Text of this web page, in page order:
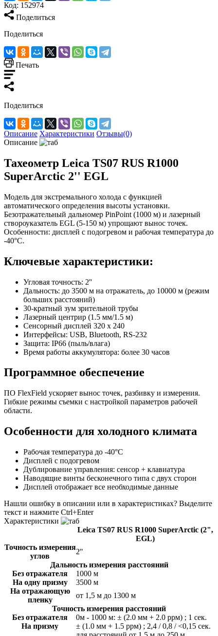
Код: 152974
Поделиться
Поделиться
Печать
Поделиться
Описание Характеристики Отзывы(0)
Описание
Тахеометр Leica TS07 RUS R1000
SuperArctic 2'' EGL
Модель для экстремального холода с функцией
автоматического определения высоты установки.
Безотражательный дальномер PinPoint (1000 м) и лазерный
створоуказатель EGL (5-150 м) упрощают вынос точек.
Особенности: дисплей с подогревом и рабочая температура до
-40°С.
Ключевые характеристики:
Угловая точность: 2''
Дальность: до 3500 м на отражатель, до 10000 м (режим
больших расстояний)
30-кратный зум зрительной трубы
Лазерный центрир (1.5 мм/1.5 м)
Сенсорный дисплей 320 x 240
Интерфейсы: USB, Bluetooth, RS-232
Защита: IP66 (пыль/влага)
Время работы аккумулятора: более 30 часов
Программное обеспечение
ПО FlexField ускоряет вынос точек, разбивку и измерения.
Гибкие режимы съемки с настройкой параметров рабочей
области.
Особенности для холодного климата
Рабочая температура до -40°C
Дисплей с подогревом
Дублирование управления: сенсор + клавиатура
Наводящие винты бесконечного типа с двух сторон
Дисплей отображает все необходимые данные
Нашли ошибку в описании или в характеристиках? Выделите
текст и нажмите Ctrl+Enter
Характеристики
Leica TS07 RUS R1000 SuperArctic (2",
EGL)
Точность измерения
углов
2"
Дальность измерения расстояний
Без отражателя
1000 м
На одну призму
3500 м
На отражающую
пленку
от 1,5 м до 1300 м
Точность измерения расстояний
Без отражателя
0м - 1000 м: ± (2.0 мм + 2.0 ррм) ; 1 сек.
На призму
± (1.0 мм + 1.5 ррм) ; 2,4 / 0,8 / <0,15 сек.